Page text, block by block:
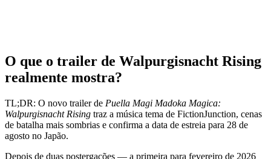
O que o trailer de Walpurgisnacht Rising
realmente mostra?
TL;DR: O novo trailer de Puella Magi Madoka Magica:
Walpurgisnacht Rising traz a música tema de FictionJunction, cenas
de batalha mais sombrias e confirma a data de estreia para 28 de
agosto no Japão.
Depois de duas postergações — a primeira para fevereiro de 2026